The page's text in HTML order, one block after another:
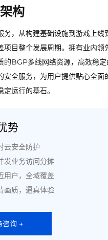
构
务，从构建基础设施到游戏上线
项目整个发展周期。拥有业内领
的BGP多线网络资源，高效稳
安全服务，为用户提供贴心全面
定运行的基石。
势
云安全防护
发业务访问分摊
用户，全域覆盖
画质，逼真体验
咨询 →